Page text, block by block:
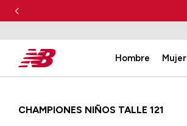
Hombre Mujer
CHAMPIONES NIÑOS TALLE 121